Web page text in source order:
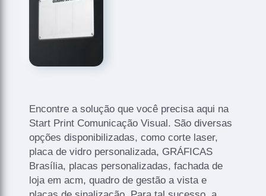
Encontre a solução que você precisa aqui na
Start Print Comunicação Visual. São diversas
opções disponibilizadas, como corte laser,
placa de vidro personalizada, GRÁFICAS
Brasília, placas personalizadas, fachada de
loja em acm, quadro de gestão a vista e